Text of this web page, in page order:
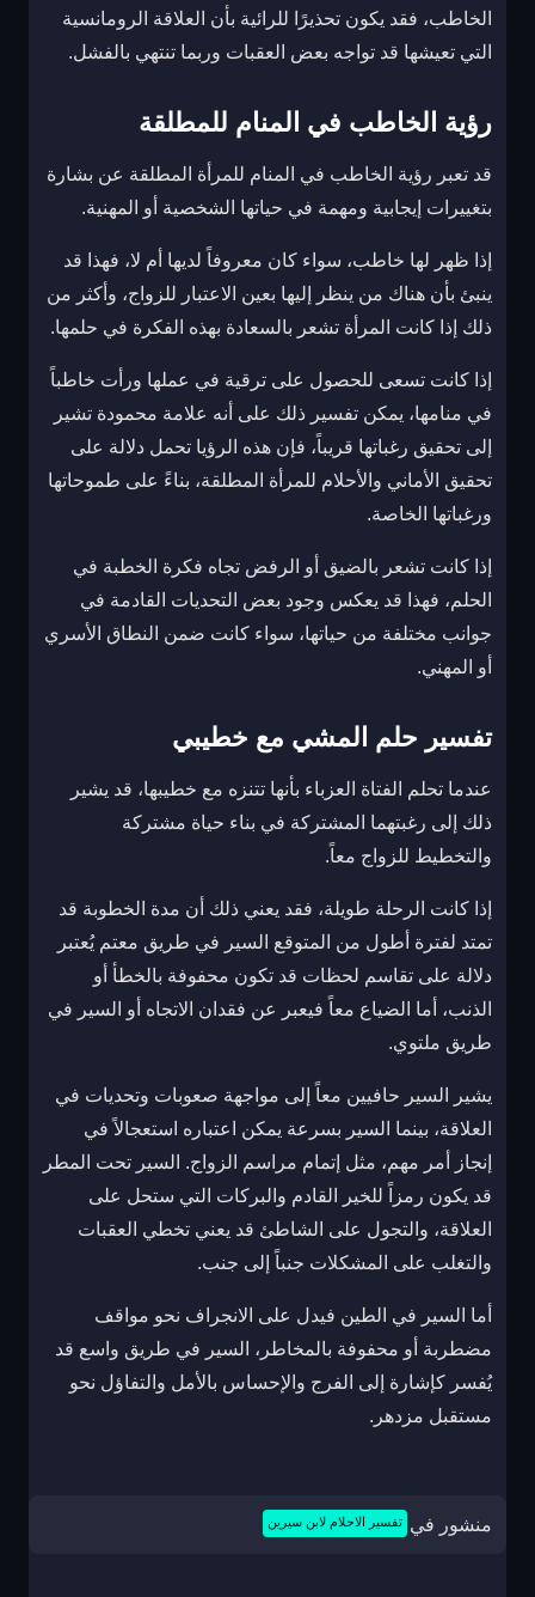
الخاطب، فقد يكون تحذيرًا للرائية بأن العلاقة الرومانسية
التي تعيشها قد تواجه بعض العقبات وربما تنتهي بالفشل.
رؤية الخاطب في المنام للمطلقة
قد تعبر رؤية الخاطب في المنام للمرأة المطلقة عن بشارة
بتغييرات إيجابية ومهمة في حياتها الشخصية أو المهنية.
إذا ظهر لها خاطب، سواء كان معروفاً لديها أم لا، فهذا قد
ينبئ بأن هناك من ينظر إليها بعين الاعتبار للزواج، وأكثر من
ذلك إذا كانت المرأة تشعر بالسعادة بهذه الفكرة في حلمها.
إذا كانت تسعى للحصول على ترقية في عملها ورأت خاطباً
في منامها، يمكن تفسير ذلك على أنه علامة محمودة تشير
إلى تحقيق رغباتها قريباً، فإن هذه الرؤيا تحمل دلالة على
تحقيق الأماني والأحلام للمرأة المطلقة، بناءً على طموحاتها
ورغباتها الخاصة.
إذا كانت تشعر بالضيق أو الرفض تجاه فكرة الخطبة في
الحلم، فهذا قد يعكس وجود بعض التحديات القادمة في
جوانب مختلفة من حياتها، سواء كانت ضمن النطاق الأسري
أو المهني.
تفسير حلم المشي مع خطيبي
عندما تحلم الفتاة العزباء بأنها تتنزه مع خطيبها، قد يشير
ذلك إلى رغبتهما المشتركة في بناء حياة مشتركة
والتخطيط للزواج معاً.
إذا كانت الرحلة طويلة، فقد يعني ذلك أن مدة الخطوبة قد
تمتد لفترة أطول من المتوقع السير في طريق معتم يُعتبر
دلالة على تقاسم لحظات قد تكون محفوفة بالخطأ أو
الذنب، أما الضياع معاً فيعبر عن فقدان الاتجاه أو السير في
طريق ملتوي.
يشير السير حافيين معاً إلى مواجهة صعوبات وتحديات في
العلاقة، بينما السير بسرعة يمكن اعتباره استعجالاً في
إنجاز أمر مهم، مثل إتمام مراسم الزواج. السير تحت المطر
قد يكون رمزاً للخير القادم والبركات التي ستحل على
العلاقة، والتجول على الشاطئ قد يعني تخطي العقبات
والتغلب على المشكلات جنباً إلى جنب.
أما السير في الطين فيدل على الانجراف نحو مواقف
مضطربة أو محفوفة بالمخاطر، السير في طريق واسع قد
يُفسر كإشارة إلى الفرج والإحساس بالأمل والتفاؤل نحو
مستقبل مزدهر.
منشور في تفسير الاحلام لابن سيرين